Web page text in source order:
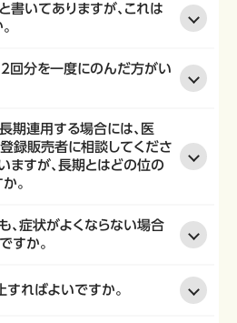
書いてありますが、これは
2回分を一度にのんだ方がい
期連用する場合には、医
録販売者に相談してくださ
ますが、長期とはどの位の
。
、症状がよくならない場合
すか。
ればよいですか。